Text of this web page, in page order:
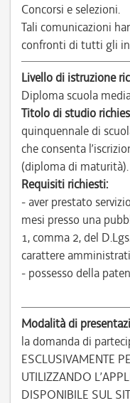
Concorsi e selezioni.
Tali comunicazioni
confronti di tutti gli
Livello di istruzione
Diploma scuola
Titolo di studio
quinquennale di
che consenta
(diploma di maturità).
Requisiti richiesti:
- aver prestato
mesi presso una
1, comma 2, del
carattere
- possesso della
Modalità di
la domanda di
ESCLUSIVAMENTE
UTILIZZANDO
DISPONIBILE SUL